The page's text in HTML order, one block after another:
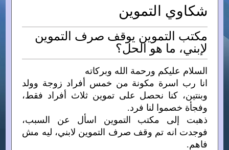
شكاوي التموين
مكتب التموين يوقف صرف التموين
لإبني، ما هو الحل؟
السلام عليكم ورحمة الله وبركاته
انا رب اسرة مكونة من خمس أفراد زوجة وولد
وبنتين، كنا نحصل على تموين ثلاث أفراد فقط،
وفجأة خصموا لنا فرد.
ذهبت إلى مكتب التموين اسأل عن السبب،
فوجدت انه تم وقف صرف التموين لابني، ليه مش
فاهم.